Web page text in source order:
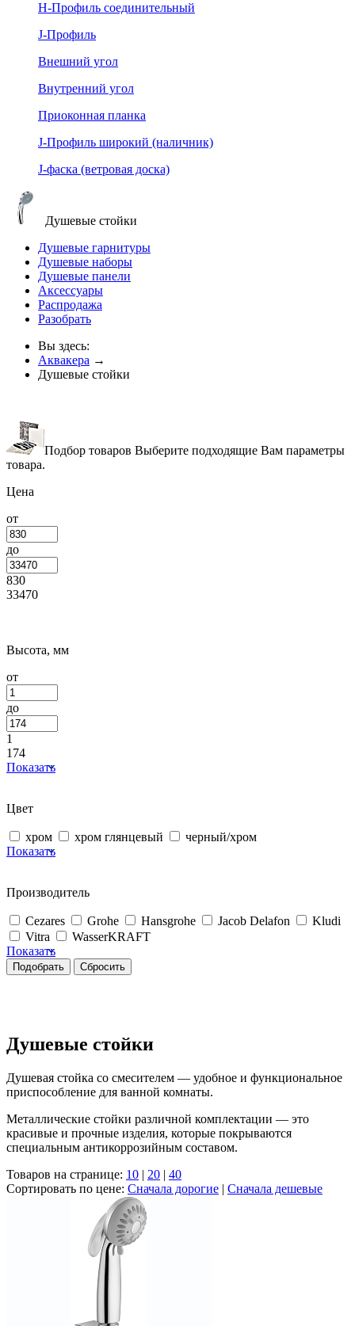
Н-Профиль соединительный
J-Профиль
Внешний угол
Внутренний угол
Приоконная планка
J-Профиль широкий (наличник)
J-фаска (ветровая доска)
Душевые стойки
Душевые гарнитуры
Душевые наборы
Душевые панели
Аксессуары
Распродажа
Разобрать
Вы здесь:
Аквакера →
Душевые стойки
Подбор товаров Выберите подходящие Вам параметры
товара.
Цена
от
до
830
33470
Высота, мм
от
до
1
174
Показать
Цвет
хром хром глянцевый
черный/хром
Показать
Производитель
Cezares Grohe Hansgrohe Jacob Delafon
Kludi
Vitra
WasserKRAFT
Показать
Душевые стойки
Душевая стойка со смесителем — удобное и функциональное
приспособление для ванной комнаты.
Металлические стойки различной комплектации — это
красивые и прочные изделия, которые покрываются
специальным антикоррозийным составом.
Товаров на странице: 10 | 20 | 40
Сортировать по цене: Сначала дорогие | Сначала дешевые